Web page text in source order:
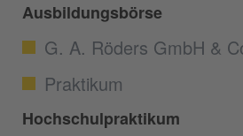
Ausbildungsbörse
G. A. Röders GmbH &
Praktikum
Hochschulpraktikum